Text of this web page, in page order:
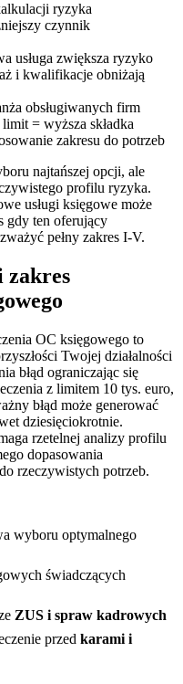
ryzyka
czynnik
usługa zwiększa ryzyko
i kwalifikacje obniżają
obsługiwanych firm
= wyższa składka
zakresu do potrzeb
najtańszej opcji, ale
profilu ryzyka.
usługi księgowe może
gdy ten oferujący
pełny zakres I-V.
zakres
OC księgowego to
Twojej działalności
błąd ograniczając się
z limitem 10 tys. euro,
błąd może generować
dziesięciokrotnie.
rzetelnej analizy profilu
dopasowania
rzeczywistych potrzeb.
wyboru optymalnego
świadczących
ZUS i spraw kadrowych
przed karami i